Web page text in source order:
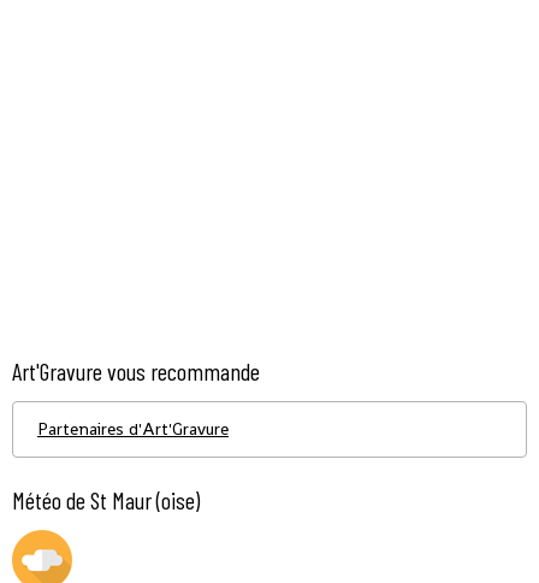
Art'Gravure vous recommande
Partenaires d'Art'Gravure
Météo de St Maur (oise)